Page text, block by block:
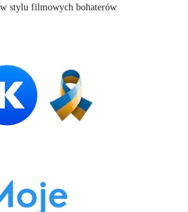
stylu filmowych bohaterów